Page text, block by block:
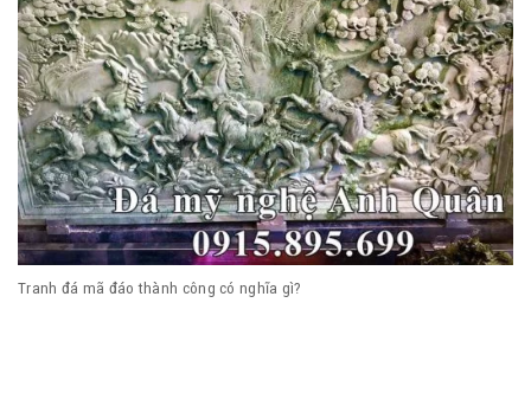
Tranh đá mã đáo thành công có nghĩa gì?